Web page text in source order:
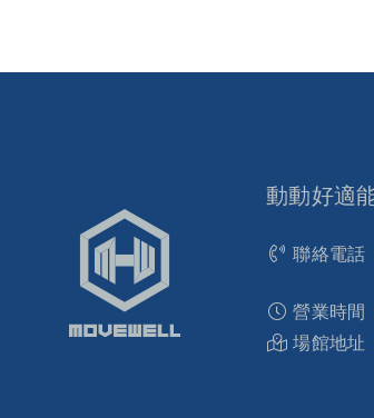
動動好適
聯絡電話
營業時間
場館地址